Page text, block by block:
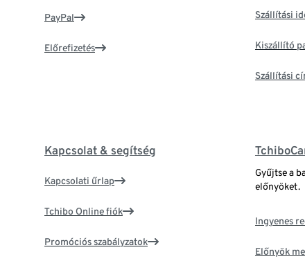
PayPal
Előrefizetés
Szállítási
Kiszállító
Szállítási
Kapcsolat & segítség
Kapcsolati űrlap
Tchibo Online fiók
Promóciós szabályzatok
Gyűjtse a
előnyöket.
Ingyenes
Előnyök